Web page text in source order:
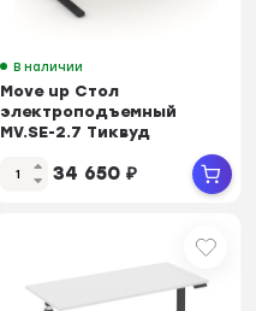
В наличии
Move up Стол
электроподъемный
MV.SE-2.7 Тиквуд
Светлый/Металл Черный
1180*720...
34 650 ₽